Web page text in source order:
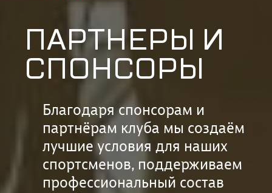
ПАРТНЕРЫ И
СПОНСОРЫ
Благодаря спонсорам и
партнёрам клуба мы создаём
лучшие условия для наших
спортсменов, поддерживаем
профессиональный состав